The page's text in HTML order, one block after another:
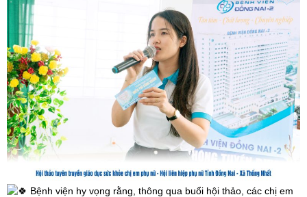
Bệnh viện hy vọng rằng, thông qua buổi hội thảo, các chị em